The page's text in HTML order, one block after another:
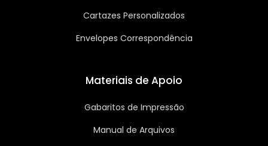
Cartazes Personalizados
Envelopes Correspondência
Materiais de Apoio
Gabaritos de Impressão
Manual de Arquivos